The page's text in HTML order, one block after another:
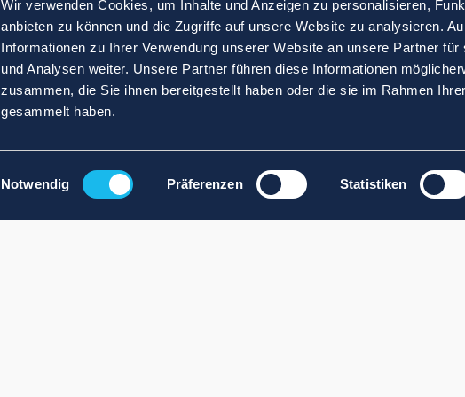
Wir verwenden Cookies, um Inhalte und Anzeigen zu personalisieren,
anbieten zu können und die Zugriffe auf unsere Website zu analysieren.
Informationen zu Ihrer Verwendung unserer Website an unsere Partner
und Analysen weiter. Unsere Partner führen diese Informationen
zusammen, die Sie ihnen bereitgestellt haben oder die sie im Rahmen
gesammelt haben.
Einwilligungsauswahl
Notwendig Präferenzen Statistiken